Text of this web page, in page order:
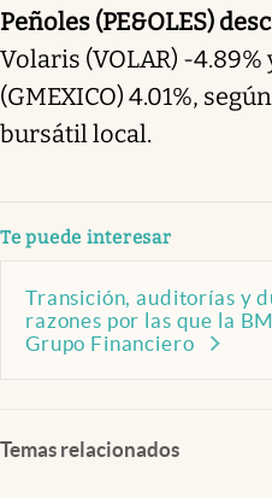
Peñoles (PE&OLES)
Volaris (VOLAR) -
(GMEXICO) 4.01%,
bursátil local.
Te puede interesar
Transición, auditorías y
razones por las que la
Grupo Financiero
Temas relacionados